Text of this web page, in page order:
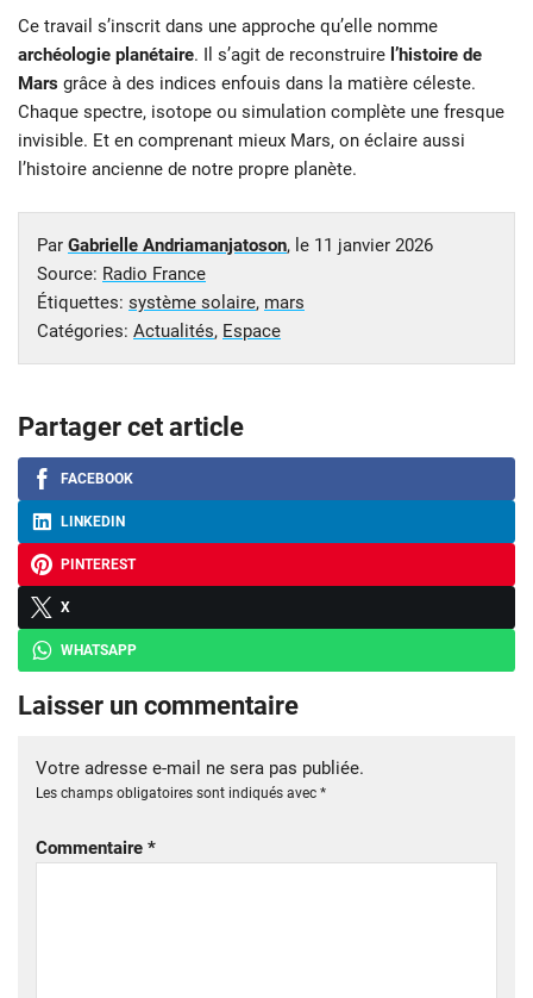
Ce travail s’inscrit dans une approche qu’elle nomme
archéologie planétaire. Il s’agit de reconstruire l’histoire de
Mars grâce à des indices enfouis dans la matière céleste.
Chaque spectre, isotope ou simulation complète une fresque
invisible. Et en comprenant mieux Mars, on éclaire aussi
l’histoire ancienne de notre propre planète.
Par Gabrielle Andriamanjatoson, le 11 janvier 2026
Source: Radio France
Étiquettes: système solaire, mars
Catégories: Actualités, Espace
Partager cet article
FACEBOOK
LINKEDIN
PINTEREST
X
WHATSAPP
Laisser un commentaire
Votre adresse e-mail ne sera pas publiée.
Les champs obligatoires sont indiqués avec *
Commentaire *